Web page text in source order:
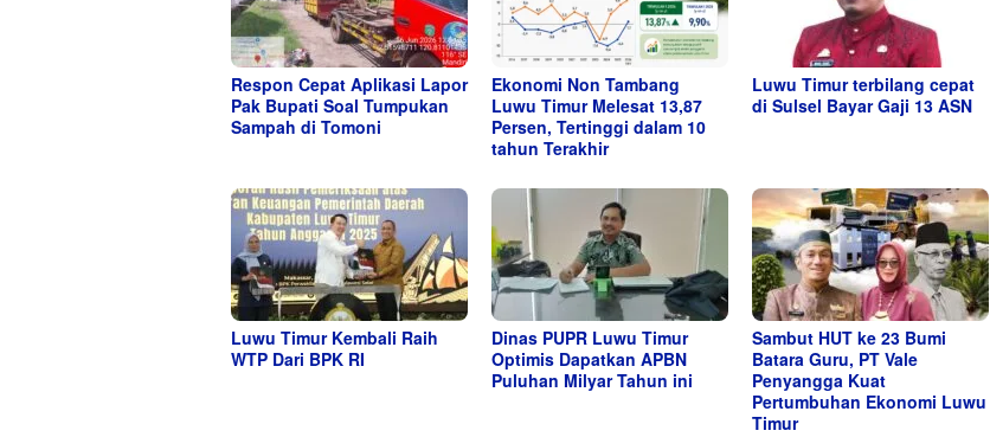
Respon Cepat Aplikasi Lapor
Pak Bupati Soal Tumpukan
Sampah di Tomoni
Ekonomi Non Tambang
Luwu Timur Melesat 13,87
Persen, Tertinggi dalam 10
tahun Terakhir
Luwu Timur terbilang cepat
di Sulsel Bayar Gaji 13 ASN
Luwu Timur Kembali Raih
WTP Dari BPK RI
Dinas PUPR Luwu Timur
Optimis Dapatkan APBN
Puluhan Milyar Tahun ini
Sambut HUT ke 23 Bumi
Batara Guru, PT Vale
Penyangga Kuat
Pertumbuhan Ekonomi Luwu
Timur